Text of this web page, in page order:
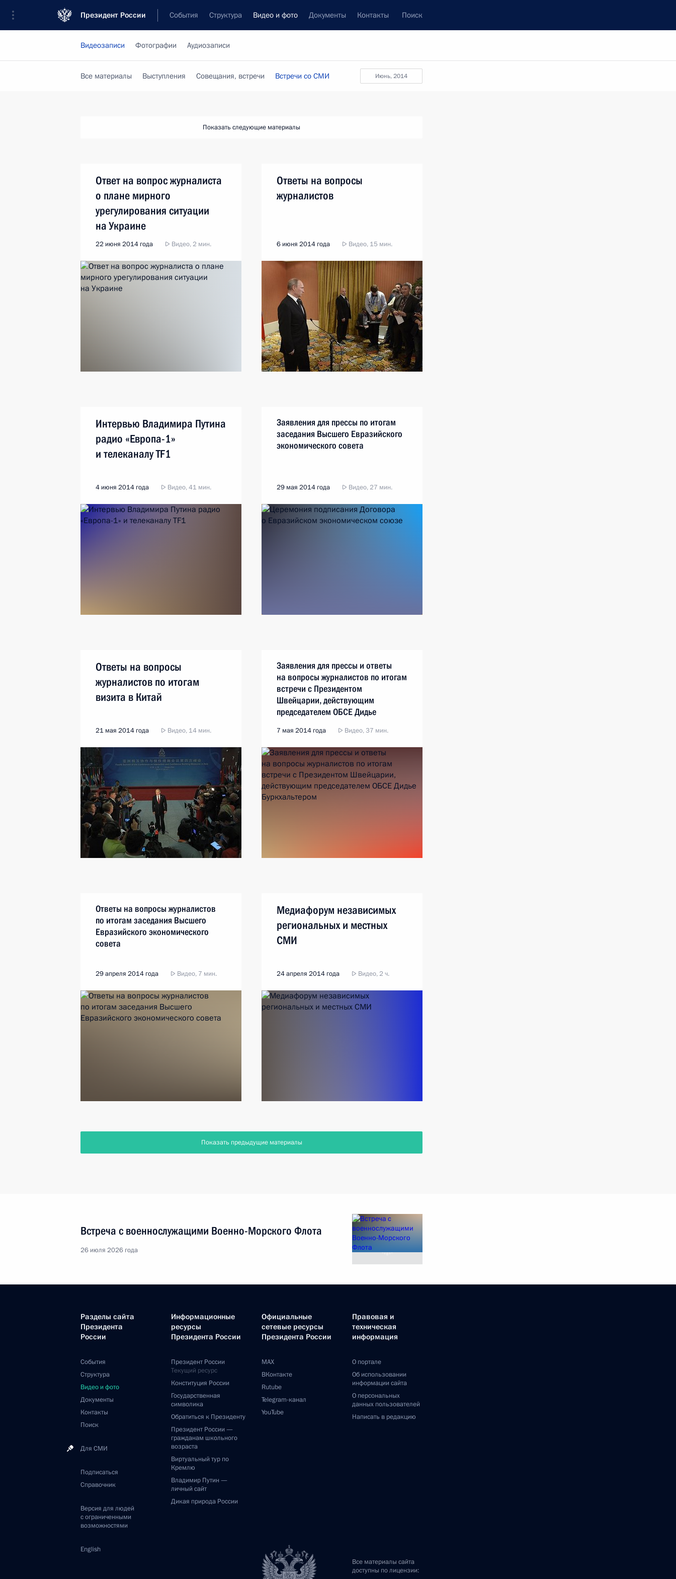
Президент России События Структура Видео и фото Документы Контакты Поиск
Видеозаписи Фотографии Аудиозаписи
июнь, 2014
Все материалы Выступления Совещания, встречи Встречи со СМИ
Показать следующие материалы
Ответ на вопрос журналиста
о плане мирного
урегулирования ситуации
на Украине
22 июня 2014 года Видео, 2 мин.
Ответы на вопросы
журналистов
6 июня 2014 года Видео, 15 мин.
Интервью Владимира Путина
радио «Европа-1»
и телеканалу TF1
4 июня 2014 года Видео, 41 мин.
Заявления для прессы по итогам
заседания Высшего Евразийского
экономического совета
29 мая 2014 года Видео, 27 мин.
Ответы на вопросы
журналистов по итогам
визита в Китай
21 мая 2014 года Видео, 14 мин.
Заявления для прессы и ответы
на вопросы журналистов по итогам
встречи с Президентом
Швейцарии, действующим
председателем ОБСЕ Дидье
7 мая 2014 года Видео, 37 мин.
Ответы на вопросы журналистов
по итогам заседания Высшего
Евразийского экономического
совета
29 апреля 2014 года Видео, 7 мин.
Медиафорум независимых
региональных и местных
СМИ
24 апреля 2014 года Видео, 2 ч.
Показать предыдущие материалы
Встреча с военнослужащими Военно-Морского Флота
26 июля 2026 года
Разделы сайта
Президента
России
События
Структура
Видео и фото
Документы
Контакты
Поиск
Для СМИ
Подписаться
Справочник
Версия для людей
с ограниченными
возможностями
English
Информационные
ресурсы
Президента России
Президент России
Текущий ресурс
Конституция России
Государственная
символика
Обратиться к Президенту
Президент России —
гражданам школьного
возраста
Виртуальный тур по
Кремлю
Владимир Путин —
личный сайт
Дикая природа России
Официальные
сетевые ресурсы
Президента России
MAX
ВКонтакте
Rutube
Telegram-канал
YouTube
Правовая и
техническая
информация
О портале
Об использовании
информации сайта
О персональных
данных пользователей
Написать в редакцию
Все материалы сайта
доступны по лицензии: